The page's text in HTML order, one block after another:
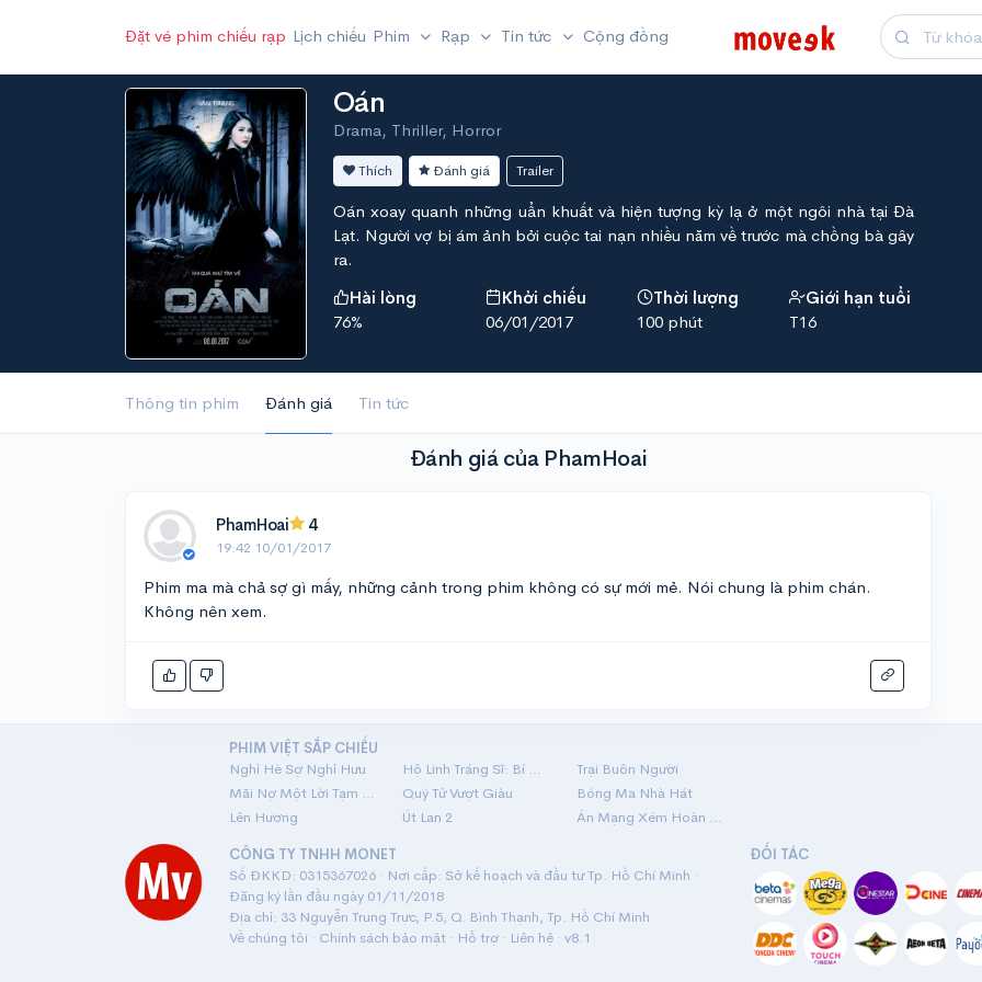
Đặt vé phim chiếu rạp Lịch chiếu Phim Rạp Tin tức Cộng đồng
Oán
Drama, Thriller, Horror
Thích Đánh giá Trailer
Oán xoay quanh những uẩn khuất và hiện tượng kỳ lạ ở một ngôi nhà tại Đà
Lạt. Người vợ bị ám ảnh bởi cuộc tai nạn nhiều năm về trước mà chồng bà gây
ra.
Hài lòng
76%
Khởi chiếu
06/01/2017
Thời lượng
100 phút
Giới hạn tuổi
T16
Thông tin phim Đánh giá Tin tức
Đánh giá của PhamHoai
PhamHoai 4
19:42 10/01/2017
Phim ma mà chả sợ gì mấy, những cảnh trong phim không có sự mới mẻ. Nói chung là phim chán.
Không nên xem.
PHIM VIỆT SẮP CHIẾU
Nghỉ Hè Sợ Nghỉ Hưu
Hộ Linh Tráng Sĩ: Bí Ẩn Mộ Vua Đinh
Trại Buôn Người
Mãi Nợ Một Lời Tạm Biệt
Quý Tử Vượt Giàu
Bóng Ma Nhà Hát
Lên Hương
Út Lan 2
Án Mạng Xém Hoàn Hảo
CÔNG TY TNHH MONET
Số ĐKKD: 0315367026 · Nơi cấp: Sở kế hoạch và đầu tư Tp. Hồ Chí Minh ·
Đăng ký lần đầu ngày 01/11/2018
Địa chỉ: 33 Nguyễn Trung Trực, P.5, Q. Bình Thạnh, Tp. Hồ Chí Minh
Về chúng tôi · Chính sách bảo mật· Hỗ trợ· Liên hệ· v8.1
ĐỐI TÁC